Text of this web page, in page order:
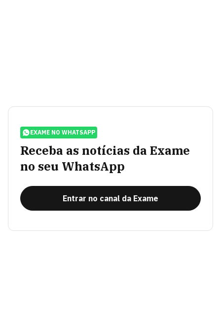
EXAME NO WHATSAPP
Receba as notícias da Exame
no seu WhatsApp
Entrar no canal da Exame